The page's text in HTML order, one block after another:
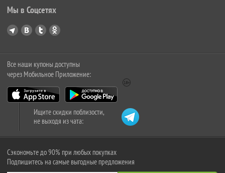
Мы в Соцсетях
Все наши купоны доступны
через Мобильное Приложение:
Ищите скидки поблизости,
не выходя из чата:
Сэкономьте до 90% при любых покупках
Подпишитесь на самые выгодные предложения